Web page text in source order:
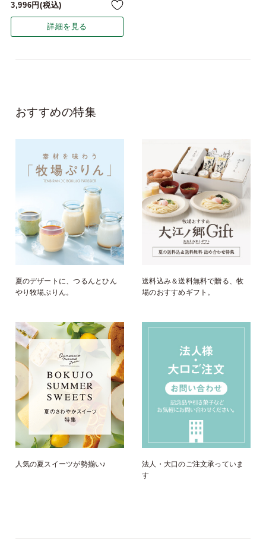
3,996 税込
詳細を見る
おすすめの特集
夏のデザートに、つるんとひん
やり牧場ぷりん。
送料込み＆送料無料で贈る、牧
場のおすすめギフト。
人気の夏スイーツが勢揃い♪
法人・大口のご注文承っていま
す